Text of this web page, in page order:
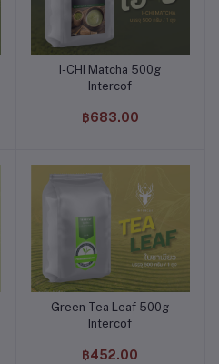
หยิบใส่ตะกร้า
I-CHI Matcha 500g
Intercof
฿683.00
หยิบใส่ตะกร้า
Green Tea Leaf 500g
Intercof
฿452.00